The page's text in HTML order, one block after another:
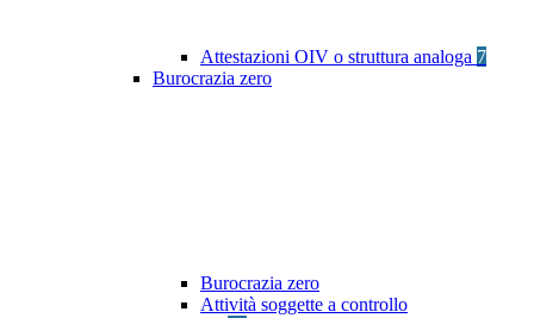
Attestazioni OIV o struttura analoga 7
Burocrazia zero
Burocrazia zero
Attività soggette a controllo